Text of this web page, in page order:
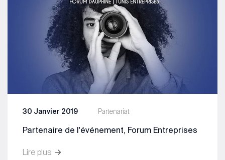
Partenariat
30 Janvier 2019
Partenaire de l'événement, Forum Entreprises
Lire plus